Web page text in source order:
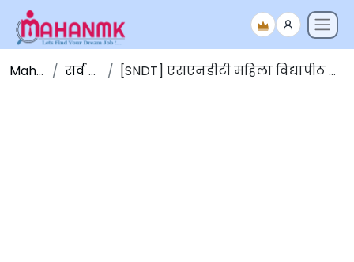
Maha NMK सर्व जाहिराती [SNDT] एसएनडीटी महिला विद्यापीठ अंतर्गत नवीन जागांसाठी भरती 2026